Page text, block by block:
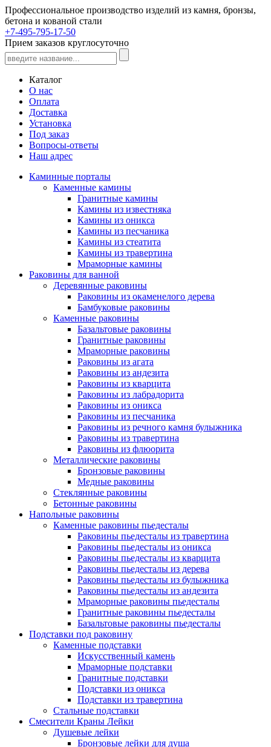
Профессиональное производство изделий из камня, бронзы,
бетона и кованой стали
+7-495-795-17-50
Прием заказов круглосуточно
Каталог
О нас
Оплата
Доставка
Установка
Под заказ
Вопросы-ответы
Наш адрес
Каминные порталы
Каменные камины
Гранитные камины
Камины из известняка
Камины из оникса
Камины из песчаника
Камины из стеатита
Камины из травертина
Мраморные камины
Раковины для ванной
Деревянные раковины
Раковины из окаменелого дерева
Бамбуковые раковины
Каменные раковины
Базальтовые раковины
Гранитные раковины
Мраморные раковины
Раковины из агата
Раковины из андезита
Раковины из кварцита
Раковины из лабрадорита
Раковины из оникса
Раковины из песчаника
Раковины из речного камня булыжника
Раковины из травертина
Раковины из флюорита
Металлические раковины
Бронзовые раковины
Медные раковины
Стеклянные раковины
Бетонные раковины
Напольные раковины
Каменные раковины пьедесталы
Раковины пьедесталы из травертина
Раковины пьедесталы из оникса
Раковины пьедесталы из кварцита
Раковины пьедесталы из дерева
Раковины пьедесталы из булыжника
Раковины пьедесталы из андезита
Мраморные раковины пьедесталы
Гранитные раковины пьедесталы
Базальтовые раковины пьедесталы
Подставки под раковину
Каменные подставки
Искусственный камень
Мраморные подставки
Гранитные подставки
Подставки из оникса
Подставки из травертина
Стальные подставки
Смесители Краны Лейки
Душевые лейки
Бронзовые лейки для душа